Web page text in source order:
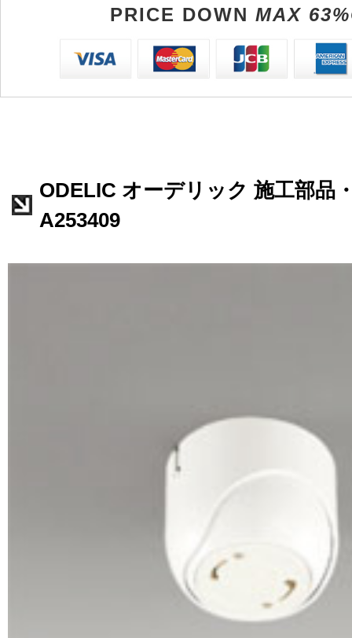
PRICE DOWN MAX
ODELIC オーデリック 施工部品
A253409